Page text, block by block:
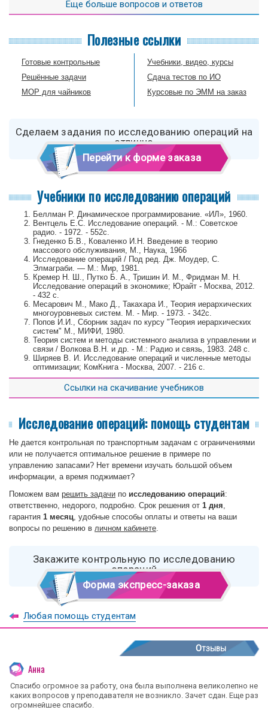
если справляетесь), установить длительные сроки (комфортные
Еще больше вопросов и ответов
Полезные ссылки
Готовые контрольные
Решённые задачи
МОР для чайников
Учебники, видео, курсы
Сдача тестов по ИО
Курсовые по ЭММ на заказ
Сделаем задания по исследованию операций на
отлично
Перейти к форме заказа
Учебники по исследованию операций
Беллман Р. Динамическое программирование. «ИЛ», 1960.
Вентцель Е.С. Исследование операций. - М.: Советское
радио. - 1972. - 552с.
Гнеденко Б.В., Коваленко И.Н. Введение в теорию
массового обслуживания, М., Наука, 1966
Исследование операций / Под ред. Дж. Моудер, С.
Элмаграби. — М.: Мир, 1981.
Кремер Н. Ш., Путко Б. А., Тришин И. М., Фридман М. Н.
Исследование операций в экономике; Юрайт - Москва, 2012.
- 432 c.
Месарович М., Мако Д., Такахара И., Теория иерархических
многоуровневых систем. М. - Мир. - 1973. - 342с.
Попов И.И., Сборник задач по курсу "Теория иерархических
систем" М., МИФИ, 1980.
Теория систем и методы системного анализа в управлении и
связи / Волкова В.Н. и др. - М.: Радио и связь, 1983. 248 с.
Ширяев В. И. Исследование операций и численные методы
оптимизации; КомКнига - Москва, 2007. - 216 c.
Ссылки на скачивание учебников
Исследование операций: помощь студентам
Не дается контрольная по транспортным задачам с ограничениями
или не получается оптимальное решение в примере по
управлению запасами? Нет времени изучать большой объем
информации, а время поджимает?
Поможем вам решить задачи по исследованию операций:
ответственно, недорого, подробно. Срок решения от 1 дня
гарантия 1 месяц , удобные способы оплаты и ответы на ваши
вопросы по решению в личном кабинете
Закажите контрольную по исследованию
операций
Форма экспресс-заказа
Любая помощь студентам
Отзывы
Анна
Спасибо огромное за работу, она была выполнена великолепно не
каких вопросов у преподавателя не возникло. Зачет сдан. Еще раз
огромнейшее спасибо.